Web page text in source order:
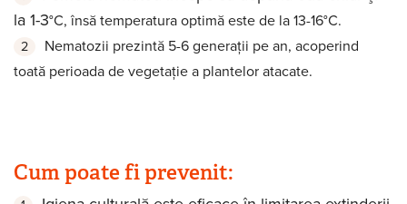
la 1-3°C, însă temperatura optimă este de la 13-16°C.
Nematozii prezintă 5-6 generaţii pe an, acoperind
toată perioada de vegetaţie a plantelor atacate.
Cum poate fi prevenit: